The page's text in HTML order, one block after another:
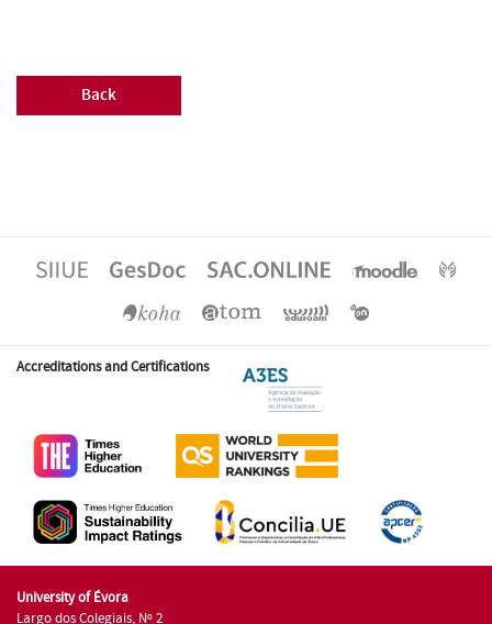
Back
Accreditations and Certifications
University of Évora
Largo dos Colegiais, Nº 2